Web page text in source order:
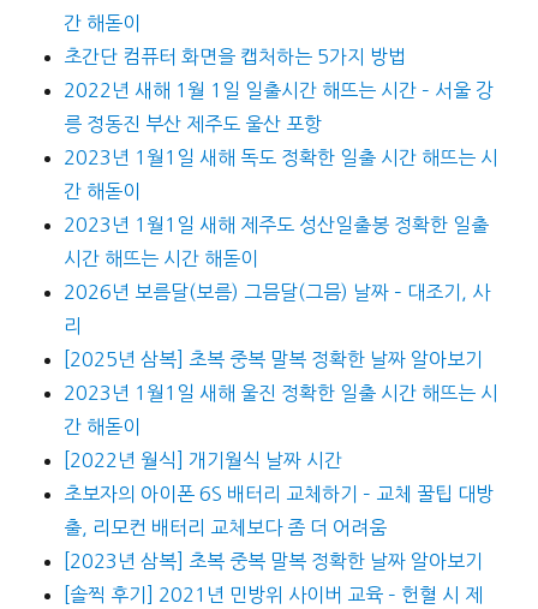
간 해돋이
초간단 컴퓨터 화면을 캡처하는 5가지 방법
2022년 새해 1월 1일 일출시간 해뜨는 시간 – 서울 강
릉 정동진 부산 제주도 울산 포항
2023년 1월1일 새해 독도 정확한 일출 시간 해뜨는 시
간 해돋이
2023년 1월1일 새해 제주도 성산일출봉 정확한 일출
시간 해뜨는 시간 해돋이
2026년 보름달(보름) 그믐달(그믐) 날짜 – 대조기, 사
리
[2025년 삼복] 초복 중복 말복 정확한 날짜 알아보기
2023년 1월1일 새해 울진 정확한 일출 시간 해뜨는 시
간 해돋이
[2022년 월식] 개기월식 날짜 시간
초보자의 아이폰 6S 배터리 교체하기 – 교체 꿀팁 대방
출, 리모컨 배터리 교체보다 좀 더 어려움
[2023년 삼복] 초복 중복 말복 정확한 날짜 알아보기
[솔찍 후기] 2021년 민방위 사이버 교육 – 헌혈 시 제